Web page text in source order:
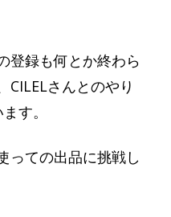
登録も何とか終わら
CILELさんとのやり
す。
っての出品に挑戦し